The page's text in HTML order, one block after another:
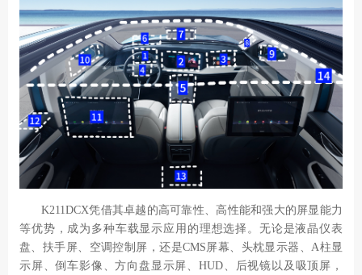
K211DCX凭借其卓越的高可靠性、高性能和强大的屏显能力
等优势，成为多种车载显示应用的理想选择。无论是液晶仪表
盘、扶手屏、空调控制屏，还是CMS 屏幕、头枕显示器、 A柱显
示屏、倒车影像、方向盘显示屏、 HUD 、后视镜以及吸顶屏，